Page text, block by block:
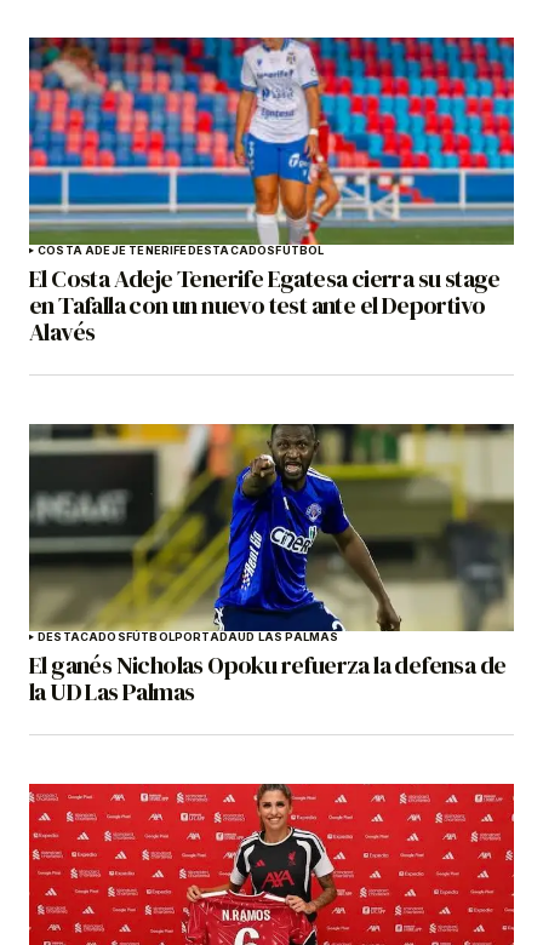
COSTA ADEJE TENERIFEDESTACADOSFÚTBOL
El Costa Adeje Tenerife Egatesa cierra su stage
en Tafalla con un nuevo test ante el Deportivo
Alavés
DESTACADOSFÚTBOLPORTADAUD LAS PALMAS
El ganés Nicholas Opoku refuerza la defensa de
la UD Las Palmas